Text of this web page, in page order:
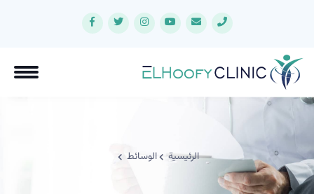
الرئيسية الوسائط